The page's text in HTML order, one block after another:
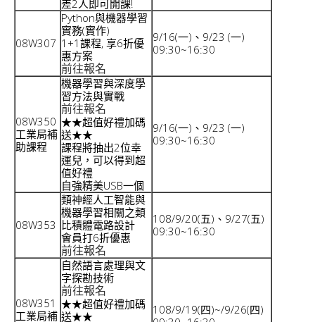
差2人即可開課!
08W307
Python與機器學習
實務(實作)
1+1課程, 享6折優
惠方案
前往報名
9/16(一)、9/23 (一)
09:30~16:30
08W350
工業局補
助課程
機器學習與深度學
習方法與實戰
前往報名
★★超值好禮加碼
送★★
課程將抽出2位幸
運兒，可以得到超
值好禮
自強精美USB一個
9/16(一)、9/23 (一)
09:30~16:30
08W353
類神經人工智能與
機器學習相關之類
比積體電路設計
會員打6折優惠
前往報名
108/9/20(五)、9/27(五)
09:30~16:30
08W351
工業局補
自然語言處理與文
字探勘技術
前往報名
★★超值好禮加碼
送★★
108/9/19(四)~/9/26(四)